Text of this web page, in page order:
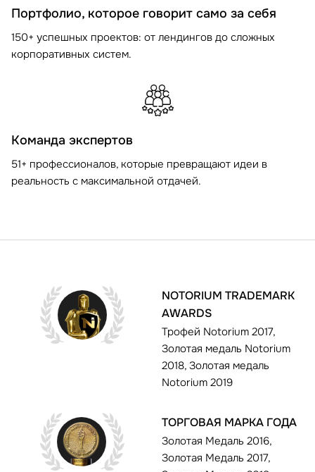
Портфолио, которое говорит само за себя
150+ успешных проектов: от лендингов до сложных
корпоративных систем.
Команда экспертов
51+ профессионалов, которые превращают идеи в
реальность с максимальной отдачей.
NOTORIUM TRADEMARK
AWARDS
Трофей Notorium 2017,
Золотая медаль Notorium
2018, Золотая медаль
Notorium 2019
ТОРГОВАЯ МАРКА ГОДА
Золотая Медаль 2016,
Золотая Медаль 2017,